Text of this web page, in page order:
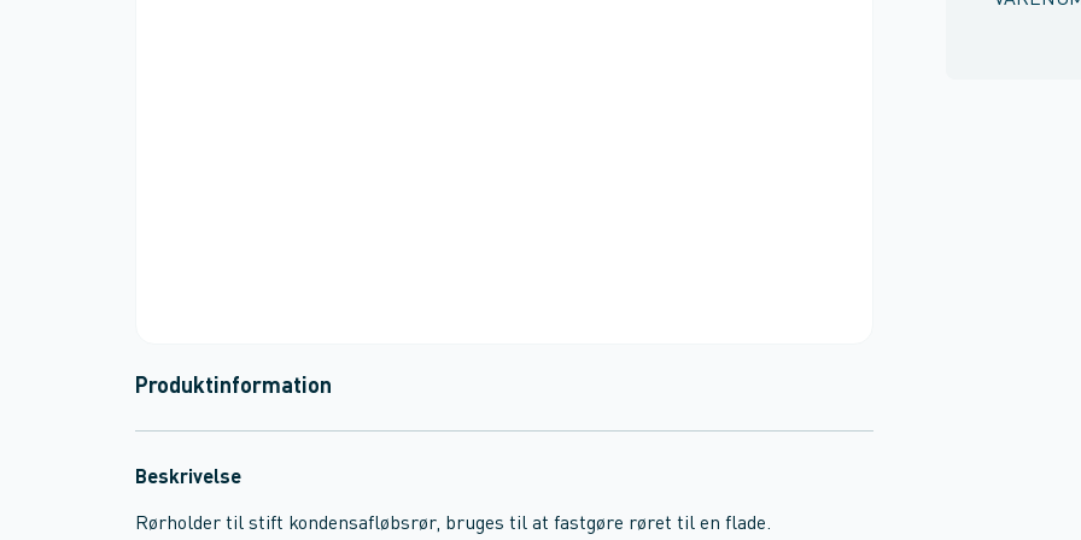
Produktinformation
Beskrivelse
Rørholder til stift kondensafløbsrør, bruges til at fastgøre røret til en flade.